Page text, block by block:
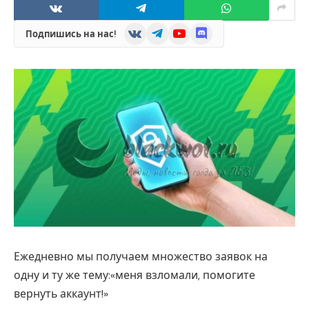
Подпишись на нас! VKontakteTelegramYouTubeDiscord
Ежедневно мы получаем множество заявок на
одну и ту же тему:«меня взломали, помогите
вернуть аккаунт!»